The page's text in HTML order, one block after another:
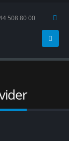
508 80 00